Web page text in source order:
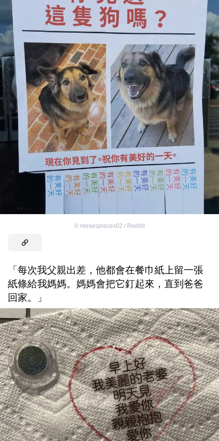
© reesespieces02 / Reddit
「每次我父親出差，他都會在餐巾紙上留一張
紙條給我媽媽。媽媽會把它釘起來，直到爸爸
回家。」